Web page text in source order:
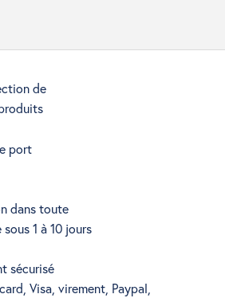
de
port
dans toute
sous 1 à 10 jours
sécurisé
Visa, virement, Paypal,